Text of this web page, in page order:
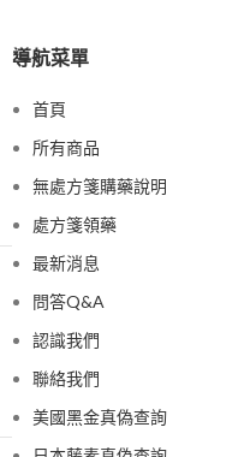
導航菜單
首頁
所有商品
無處方箋購藥說明
處方箋領藥
最新消息
問答Q&A
認識我們
聯絡我們
美國黑金真偽查詢